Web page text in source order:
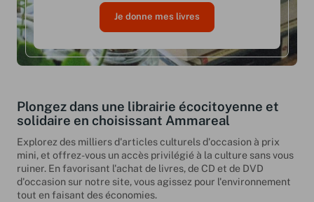
Je donne mes livres
Plongez dans une librairie écocitoyenne et
solidaire en choisissant Ammareal
Explorez des milliers d'articles culturels d'occasion à prix
mini, et offrez-vous un accès privilégié à la culture sans vous
ruiner. En favorisant l'achat de livres, de CD et de DVD
d'occasion sur notre site, vous agissez pour l'environnement
tout en faisant des économies.